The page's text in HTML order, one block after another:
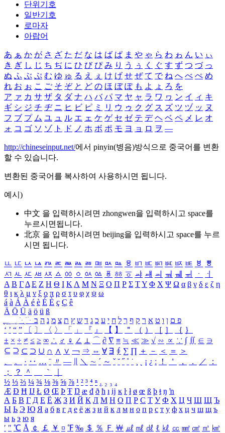
단위기호
일반기호
로마자
아랍어
あ ぁ か が さ ざ た だ な は ば ぱ ま や ゃ ら わ ゎ ん い ぃ
き ぎ し じ ち ぢ に ひ び ぴ み り う ぅ く ぐ す ず つ づ っ
ぬ ふ ぶ ぷ む ゆ ゅ る え ぇ け げ せ ぜ て で ね へ べ ぺ め
れ お ぉ こ ご そ ぞ と ど の ほ ぼ ぽ も よ ょ ろ を
ア ァ カ サ ザ タ ダ ナ ハ バ パ マ ヤ ャ ラ ワ ヮ ン イ ィ キ
ギ シ ジ チ ヂ ニ ヒ ビ ピ ミ リ ウ ゥ ク グ ス ズ ツ ヅ ッ ヌ
フ ブ プ ム ユ ュ ル エ ェ ケ ゲ セ ゼ テ デ ヘ ベ ペ メ レ オ
ォ コ ゴ ソ ゾ ト ド ノ ホ ボ ポ モ ヨ ョ ロ ヲ ―
http://chineseinput.net/에서 pinyin(병음)방식으로 중국어를 변환
할 수 있습니다.
변환된 중국어를 복사하여 사용하시면 됩니다.
예시)
中文 을 입력하시려면 zhongwen을 입력하시고 space를
누르시면됩니다.
北京 을 입력하시려면 beijing을 입력하시고 space를 누르
시면 됩니다.
ㅥ ㅦ ㅧ ㅨ ㅩ ㅪ ㅫ ㅬ ㅭ ㅮ ㅯ ㅰ ㅱ ㅲ ㅳ ㅴ ㅵ ㅶ ㅷ ㅸ
ㅹ
ㅺ ㅻ ㅼ ㅽ ㅾ ㅿ ㆀ ㆁ ㆂ ㆃ ㆄ ㆅ ㆆ ㆇ ㆈ ㆉ ㆊ ㆋ ㆌ ㆍ
ㆎ
Α Β ΓΔ Ε Ζ Η Θ Ι ΚΛ Μ Ν Ξ Ο Π Ρ Σ ΤΥ Φ Χ Ψ Ω α β γ δ ε ζ η
θ ι κ λ μ ν ξ ο π ρ σ τ υ φ χ ψ ω
á à Á À é è É È ç Ç ê
Ä Ö Ü ä ö ü ß
ִֶֹ ֻּ ׁׂ פ ם ן ו ט א ר ק ף ך ל ח י ע כ ג ד ש ץ ת צ מ נ ה ב
‘ ’ “ ” 〔 〕 〈 〉 「 」 『 』 【 】 ＂ （ ） ［ ］ ｛ ｝
± × ÷ ≠ ≤ ≥ ∞ ∴ ♂ ♀ ∠ ⊥ ⌒ ∂ ∇ ≡ ≒ ≪ ≫ √ ∽ ∝ ∵ ∫ ∬ ∈ ∋
⊆ ⊇ ⊂ ⊃ ∪ ∩ ∧ ∨ ￢ ⇒ ⇔ ∀ ∃ ∮ ∑ ∏ ＋ － ＜ ＝
＞
、
。 · ‥ … ¨ 〃 ― ＼ ∼ ´ ～ ˇ ˘ ˝ ˚ ˙ ¸ ¡ ¿ ː ！ ＇ ， ． ／
：
；
？ ＾ ｀
½ ⅓ ⅔ ¼ ¾ ⅛ ⅜ ⅝ ⅞ ¹ ² ³ ⁴ ⁿ ₁ ₂ ₃ ₄
Æ Ð Ħ Ĳ Ł Ø Œ Þ Ŧ Ŋ æ đ ð ħ ı ĳ ĸ ŀ ł ø œ ß þ ŧ ŋ ŉ
А Б В Г Д Е Ё Ж З И Й К Л М Н О П Р С Т У Ф Х Ц Ч Ш Щ Ъ
Ы Ь Э Ю Я а б в г д е ё ж з и й к л м н о п р с т у ф х ц ч ш щ ъ
ы ь э ю я
′ ″ ℃ Å ￠ ￡ ￥ ¤ ℉ ‰ ＄ ％ Ｆ ￦ ㎕ ㎖ ㎗ ℓ ㎘ ㏄ ㎣ ㎤ ㎥ ㎦